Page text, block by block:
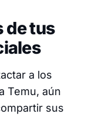
de tus
a los
Temu, aún
sus